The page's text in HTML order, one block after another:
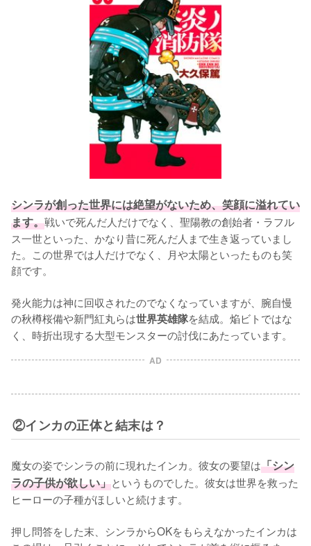
シンラが創った世界には絶望がないため、笑顔に溢れてい
ます。戦いで死んだ人だけでなく、聖陽教の創始者・ラフル
ス一世といった、かなり昔に死んだ人まで生き返っていまし
た。この世界では人だけでなく、月や太陽といったものも笑
顔です。
発火能力は神に回収されたのでなくなっていますが、腕自慢
の秋樽桜備や新門紅丸らは世界英雄隊を結成。焔ビトではな
AD
②インカの正体と結末は？
魔女の姿でシンラの前に現れたインカ。彼女の要望は「シン
ラの子供が欲しい」というものでした。彼女は世界を救った
ヒーローの子種がほしいと続けます。
押し問答をした末、シンラからOKをもらえなかったインカは